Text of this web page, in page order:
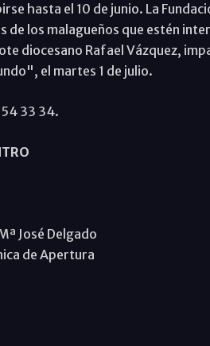
hasta el 10 de junio. La
de los malagueños que estén
diocesano Rafael Vázquez,
el martes 1 de julio.
33 34.
José Delgado
de Apertura